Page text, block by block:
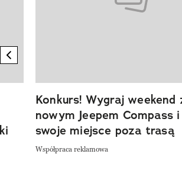
previous element
Konkurs! Wygraj weekend
nowym Jeepem Compass
swoje miejsce poza trasą
Współpraca reklamowa